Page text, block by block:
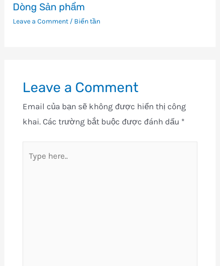
Dòng Sản phẩm
Leave a Comment / Biến tần
Leave a Comment
Email của bạn sẽ không được hiển thị công
khai. Các trường bắt buộc được đánh dấu *
here..